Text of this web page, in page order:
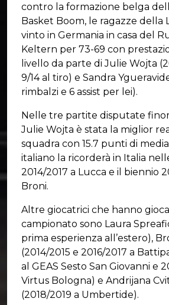
contro la formazione belga
Basket Boom, le ragazze della
vinto in Germania in casa del
Keltern per 73-69 con
livello da parte di Julie Wojta
9/14 al tiro) e Sandra
rimbalzi e 6 assist per lei).
Nelle tre partite disputate
Julie Wojta è stata la miglior
squadra con 15.7 punti di
italiano la ricorderà in Italia
2014/2017 a Lucca e il biennio
Broni.
Altre giocatrici che hanno
campionato sono Laura
prima esperienza all’estero),
(2014/2015 e 2016/2017 a
al GEAS Sesto San Giovanni e
Virtus Bologna) e Andrijana
(2018/2019 a Umbertide).